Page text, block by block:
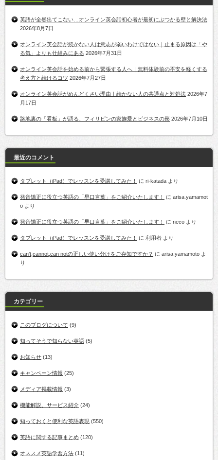
英語が全然出てこない…オンライン英会話初心者が最初にぶつかる壁と解決法
2026年8月7日
オンライン英会話が続かない人は意志が弱いわけではない｜止まる原因は「や
る気」よりも仕組みにある 2026年7月31日
オンライン英会話を始める前から緊張する人へ｜無料体験前の不安を軽くする
考え方と続けるコツ 2026年7月27日
オンライン英会話がめんどくさい理由｜続かない人の共通点と対処法 2026年7
月17日
路地裏の「看板」が語る、フィリピンの家族愛とビジネスの形 2026年7月10日
最近のコメント
タブレット（iPad）でレッスンを受講してみた！ に ri-katada より
発音矯正に役立つ英語の「早口言葉」をご紹介いたします！ に arisa.yamamot
o より
発音矯正に役立つ英語の「早口言葉」をご紹介いたします！ に neco より
タブレット（iPad）でレッスンを受講してみた！ に 利用者 より
can’t,cannot,can notの正しい使い分けをご存知ですか？ に arisa.yamamoto よ
り
カテゴリー
このブログについて (9)
知ってそうで知らない英語 (5)
お知らせ (13)
キャンペーン情報 (25)
メディア掲載情報 (3)
機能解説、サービス紹介 (24)
知っておくと便利な英語表現 (550)
英語に関する記事まとめ (120)
オススメ英語学習方法 (11)